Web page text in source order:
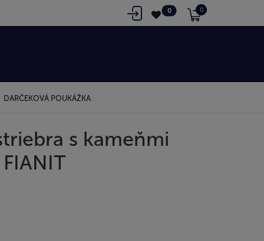
0 0
DARČEKOVÁ POUKÁŽKA
s kameňmi